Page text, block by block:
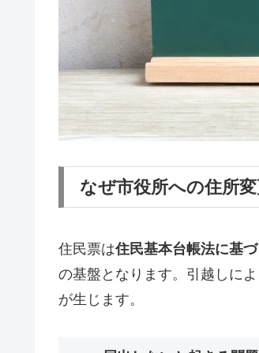
なぜ市役所への住所
住民票は住民基本台帳法に基
の基盤となります。引越しに
が生じます。